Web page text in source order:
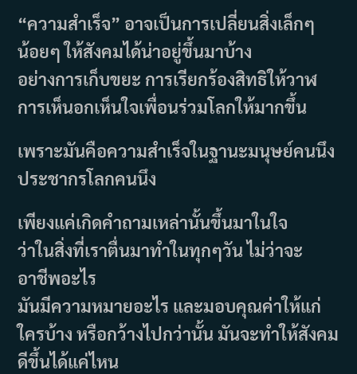
“ความสำเร็จ” อาจเป็นการเปลี่ยนสิ่งเล็กๆ
น้อยๆ ให้สังคมได้น่าอยู่ขึ้นมาบ้าง
อย่างการเก็บขยะ การเรียกร้องสิทธิให้วาฬ
การเห็นอกเห็นใจเพื่อนร่วมโลกให้มากขึ้น
เพราะมันคือความสำเร็จในฐานะมนุษย์คนนึง
ประชากรโลกคนนึง
เพียงแค่เกิดคำถามเหล่านั้นขึ้นมาในใจ
ว่าในสิ่งที่เราตื่นมาทำในทุกๆวัน ไม่ว่าจะ
อาชีพอะไร
มันมีความหมายอะไร และมอบคุณค่าให้แก่
ใครบ้าง หรือกว้างไปกว่านั้น มันจะทำให้สังคม
ดีขึ้นได้แค่ไหน